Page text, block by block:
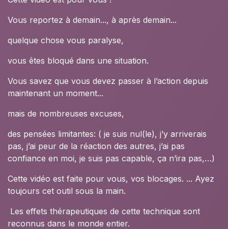
Vous reportez à demain..., à après demain...
quelque chose vous paralyse,
vous êtes bloqué dans une situation.
Vous savez que vous devez passer à l’action depuis
maintenant un moment...
mais de nombreuses excuses,
des pensées limitantes: ( je suis nul(le), j’y arriverais
pas, j’ai peur de la réaction des autres, j’ai pas
confiance en moi, je suis pas capable, ça n’ira pas,…)
Cette vidéo est faite pour vous, vos blocages. ... Ayez
toujours cet outil sous la main.
Les effets thérapeutiques de cette technique sont
reconnus dans le monde entier.